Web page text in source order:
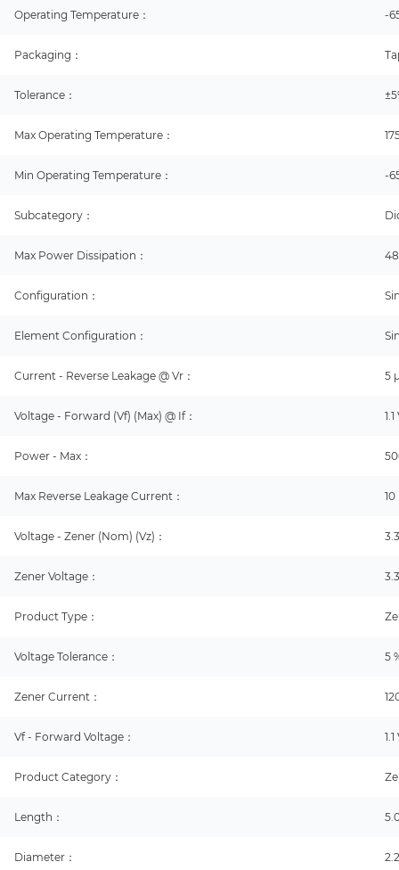
Operating Temperature： -
Packaging：
Tolerance：
Max Operating Temperature：
Min Operating Temperature： -
Subcategory：
Max Power Dissipation：
Configuration：
Element Configuration：
Current - Reverse Leakage @ Vr： 5
Voltage - Forward (Vf) (Max) @ If：
Power - Max：
Max Reverse Leakage Current：
Voltage - Zener (Nom) (Vz)：
Zener Voltage：
Product Type：
Voltage Tolerance： 5
Zener Current：
Vf - Forward Voltage： 1.1
Product Category：
Length：
Diameter：